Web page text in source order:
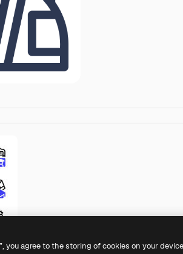
you agree to the storing of cookies on your